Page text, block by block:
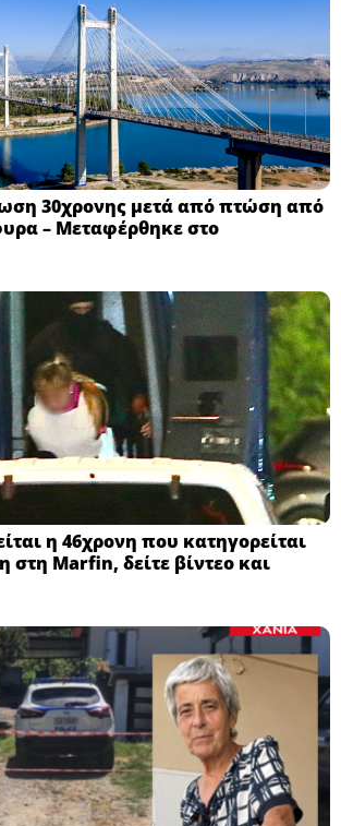
30χρονης μετά από πτώση από
– Μεταφέρθηκε στο
η 46χρονη που κατηγορείται
στη Marfin, δείτε βίντεο και